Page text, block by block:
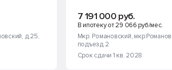
д.25,
7 191 000 руб.
В ипотеку от 29 066 руб/мес.
Мкр. Романовский,
подъезд 2
Срок сдачи 1 кв. 2028